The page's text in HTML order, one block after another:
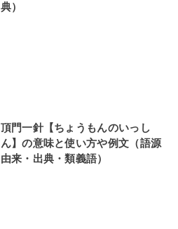
典）
頂門一針【ちょうもんのいっし
ん】の意味と使い方や例文（語源
由来・出典・類義語）